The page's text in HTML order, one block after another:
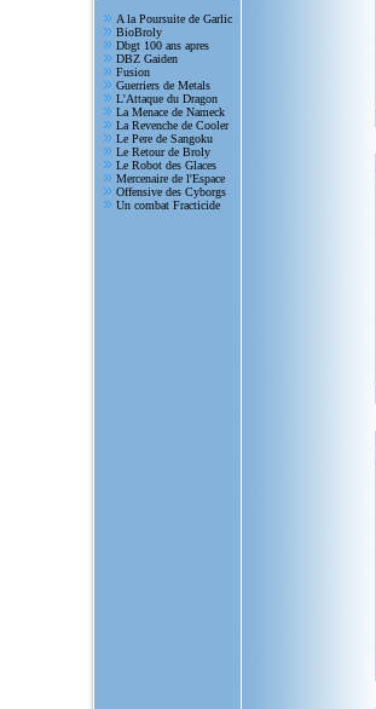
A la Poursuite de Garlic
BioBroly
Dbgt 100 ans apres
DBZ Gaiden
Fusion
Guerriers de Metals
L'Attaque du Dragon
La Menace de Nameck
La Revenche de Cooler
Le Pere de Sangoku
Le Retour de Broly
Le Robot des Glaces
Mercenaire de l'Espace
Offensive des Cyborgs
Un combat Fracticide